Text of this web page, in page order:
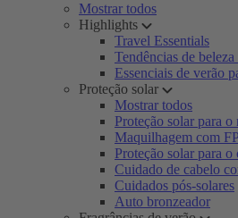
Mostrar todos
Highlights
Travel Essentials
Tendências de
Essenciais de verão
Proteção solar
Mostrar todos
Proteção solar para o
Maquilhagem com
Proteção solar para o
Cuidado de cabelo
Cuidados pós-solares
Auto bronzeador